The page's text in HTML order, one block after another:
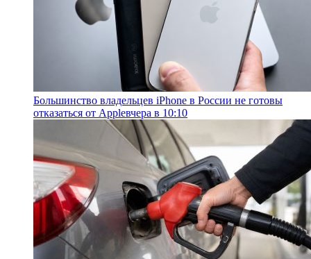
Большинство владельцев iPhone в России не готовы
отказаться от Appleвчера в 10:10